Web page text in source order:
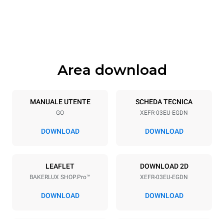
Specifiche teglia
3 600x400
Passo teglie
Voltaggio
220-240V 1~
Potenza elettrica
3,5 kW
Area download
MANUALE UTENTE
GO
DOWNLOAD
SCHEDA TECNICA
XEFR-03EU-EGDN
DOWNLOAD
LEAFLET
BAKERLUX SHOP.Pro™
DOWNLOAD
DOWNLOAD 2D
XEFR-03EU-EGDN
DOWNLOAD